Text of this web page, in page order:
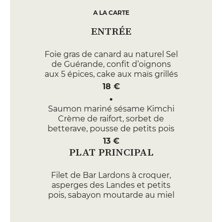
A LA CARTE
ENTRÉE
Foie gras de canard au naturel Sel
de Guérande, confit d’oignons
aux 5 épices, cake aux maïs grillés
18 €
Saumon mariné sésame Kimchi
Crème de raifort, sorbet de
betterave, pousse de petits pois
13 €
PLAT PRINCIPAL
Filet de Bar Lardons à croquer,
asperges des Landes et petits
pois, sabayon moutarde au miel